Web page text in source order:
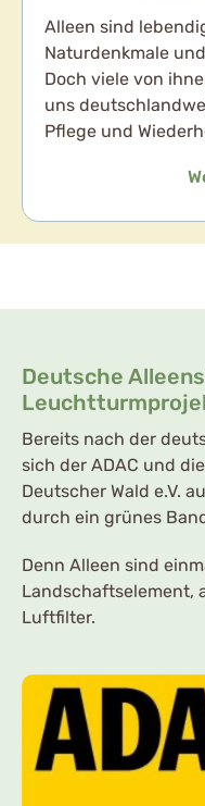
Alleen sind
Naturdenkmale
Doch viele von
uns
Pflege und
Deutsche
Bereits nach der
sich der ADAC und
Deutscher Wald e.V.
durch ein grünes
Denn Alleen sind
Landschaftselement,
Luftfilter.